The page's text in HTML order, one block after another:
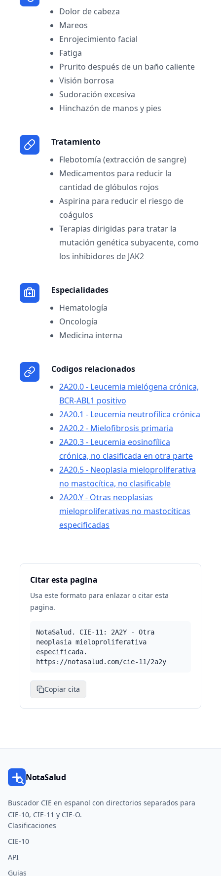
Dolor de cabeza
Mareos
Enrojecimiento facial
Fatiga
Prurito después de un baño caliente
Visión borrosa
Sudoración excesiva
Hinchazón de manos y pies
Tratamiento
Flebotomía (extracción de sangre)
Medicamentos para reducir la
cantidad de glóbulos rojos
Aspirina para reducir el riesgo de
coágulos
Terapias dirigidas para tratar la
mutación genética subyacente, como
los inhibidores de JAK2
Especialidades
Hematología
Oncología
Medicina interna
Codigos relacionados
2A20.0 - Leucemia mielógena crónica,
BCR-ABL1 positivo
2A20.1 - Leucemia neutrofílica crónica
2A20.2 - Mielofibrosis primaria
2A20.3 - Leucemia eosinofílica
crónica, no clasificada en otra parte
2A20.5 - Neoplasia mieloproliferativa
no mastocítica, no clasificable
2A20.Y - Otras neoplasias
mieloproliferativas no mastocíticas
especificadas
Citar esta pagina
Usa este formato para enlazar o citar esta
pagina.
NotaSalud. CIE-11: 2A2Y - Otra
neoplasia mieloproliferativa
especificada.
https://notasalud.com/cie-11/2a2y
Copiar cita
NotaSalud
Buscador CIE en espanol con directorios separados para
CIE-10, CIE-11 y CIE-O.
Clasificaciones
CIE-10
API
Guias